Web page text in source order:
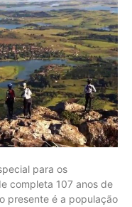
para os
completa 107 anos de
presente é a população